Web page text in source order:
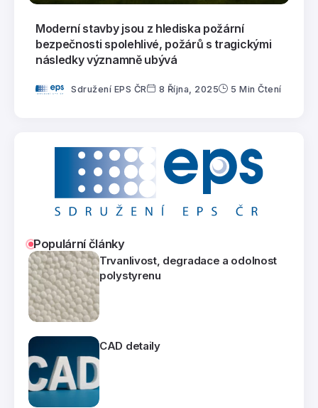
Moderní stavby jsou z hlediska požární
bezpečnosti spolehlivé, požárů s tragickými
následky významně ubývá
Sdružení EPS ČR 8 Října, 2025 5 Min Čtení
Populární články
Trvanlivost, degradace a odolnost
polystyrenu
CAD detaily